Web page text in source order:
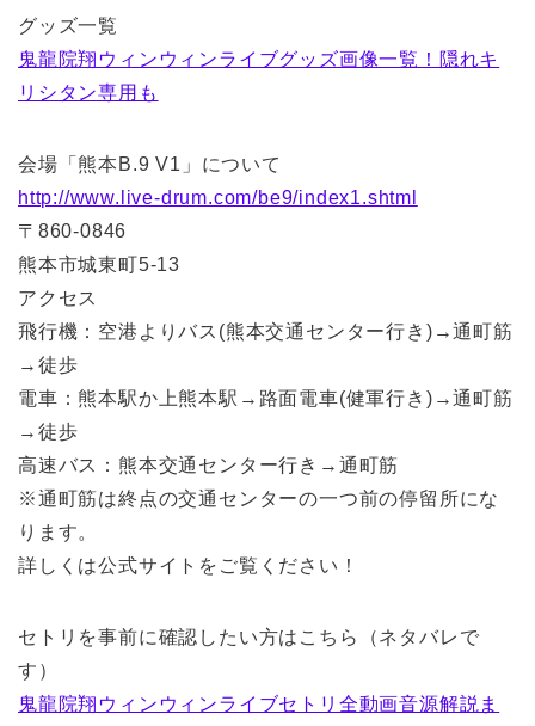
グッズ一覧
鬼龍院翔ウィンウィンライブグッズ画像一覧！隠れキ
リシタン専用も
会場「熊本B.9 V1」について
http://www.live-drum.com/be9/index1.shtml
〒860-0846
熊本市城東町5-13
アクセス
飛行機：空港よりバス(熊本交通センター行き)→通町筋
→徒歩
電車：熊本駅か上熊本駅→路面電車(健軍行き)→通町筋
→徒歩
高速バス：熊本交通センター行き→通町筋
※通町筋は終点の交通センターの一つ前の停留所にな
ります。
詳しくは公式サイトをご覧ください！
セトリを事前に確認したい方はこちら（ネタバレで
す）
鬼龍院翔ウィンウィンライブセトリ全動画音源解説ま